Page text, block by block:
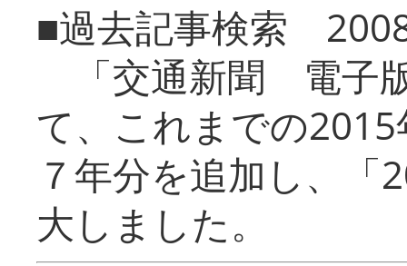
■過去記事検索
「交通新聞 電子
て、これまでの
７年分を追加し、「
大しまし